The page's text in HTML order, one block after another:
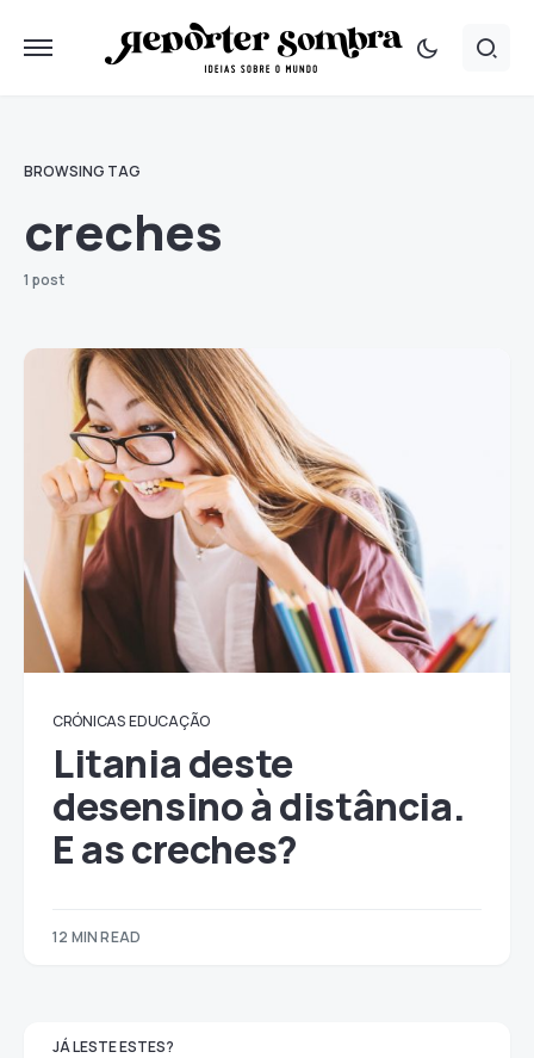
BROWSING TAG
creches
1 post
CRÓNICAS EDUCAÇÃO
Litania deste
desensino à distância.
E as creches?
12 MIN READ
JÁ LESTE ESTES?